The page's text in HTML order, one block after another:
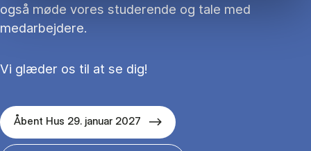
også møde vores studerende og tale med
medarbejdere.
Vi glæder os til at se dig!
Åbent Hus 29. januar 2027